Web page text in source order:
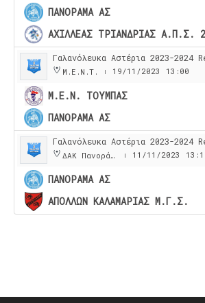
ΠΑΝΟΡΑΜΑ ΑΣ
ΑΧΙΛΛΕΑΣ ΤΡΙΑΝΔΡΙΑΣ Α.Π.Σ. 2
Γαλανόλευκα Αστέρια 2023-2024
Μ.Ε.Ν.Τ. | 19/11/2023 13:00
Μ.Ε.Ν. ΤΟΥΜΠΑΣ
ΠΑΝΟΡΑΜΑ ΑΣ
Γαλανόλευκα Αστέρια 2023-2024
ΔΑΚ Πανοράματος | 11/11/2023
ΠΑΝΟΡΑΜΑ ΑΣ
ΑΠΟΛΛΩΝ ΚΑΛΑΜΑΡΙΑΣ Μ.Γ.Σ.